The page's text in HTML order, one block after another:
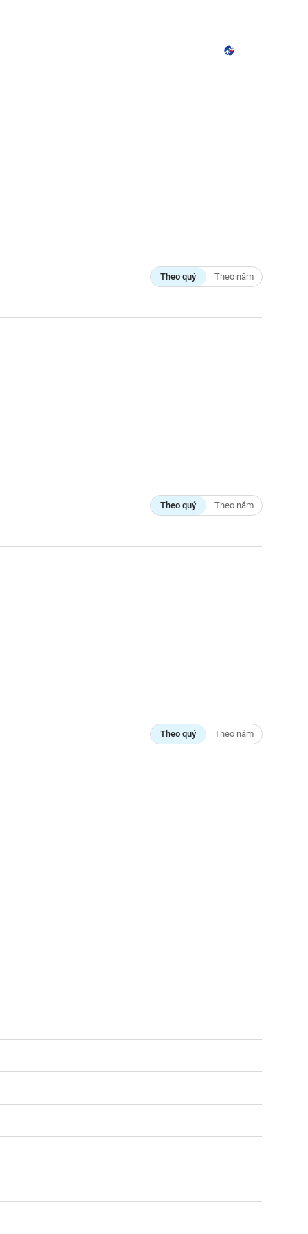
Theo quý Theo năm
Theo quý Theo năm
Theo quý Theo năm